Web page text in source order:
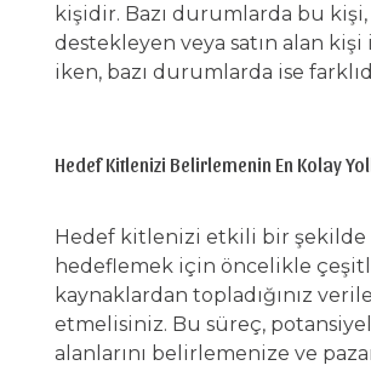
kişidir. Bazı durumlarda bu kişi,
destekleyen veya satın alan kişi
iken, bazı durumlarda ise
Hedef Kitlenizi Belirlemenin En Kolay
Hedef kitlenizi etkili bir şekilde
hedeflemek için öncelikle
kaynaklardan topladığınız
etmelisiniz. Bu süreç,
alanlarını belirlemenize ve